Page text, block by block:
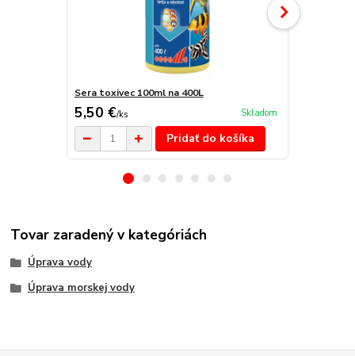
Sera toxivec 100ml na 400L
5,50 €/ks Skladom
Pridať do košíka
Tovar zaradený v kategóriách
Úprava vody
Úprava morskej vody